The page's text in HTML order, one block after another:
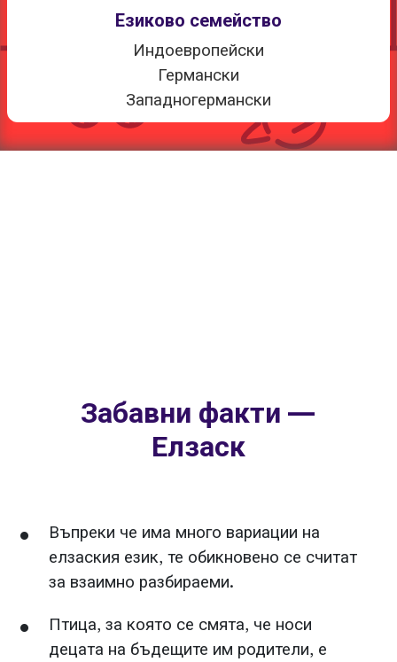
Езиково семейство
Индоевропейски
Германски
Западногермански
Забавни факти —
Елзаск
Въпреки че има много вариации на
елзаския език, те обикновено се считат
за взаимно разбираеми.
Птица, за която се смята, че носи
децата на бъдещите им родители, е